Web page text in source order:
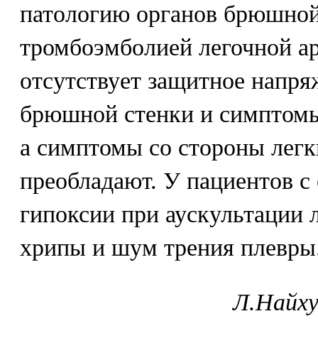
патологию органов
тромбоэмболией легочной
отсутствует защитное
брюшной стенки и
а симптомы со стороны
преобладают. У пациентов
гипоксии при
хрипы и шум трения